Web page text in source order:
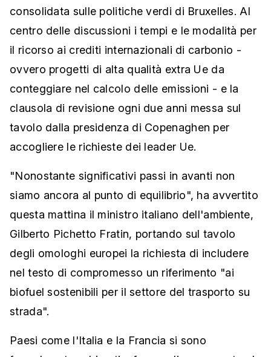
consolidata sulle politiche verdi di Bruxelles. Al
centro delle discussioni i tempi e le modalità per
il ricorso ai crediti internazionali di carbonio -
ovvero progetti di alta qualità extra Ue da
conteggiare nel calcolo delle emissioni - e la
clausola di revisione ogni due anni messa sul
tavolo dalla presidenza di Copenaghen per
accogliere le richieste dei leader Ue.
"Nonostante significativi passi in avanti non
siamo ancora al punto di equilibrio", ha avvertito
questa mattina il ministro italiano dell'ambiente,
Gilberto Pichetto Fratin, portando sul tavolo
degli omologhi europei la richiesta di includere
nel testo di compromesso un riferimento "ai
biofuel sostenibili per il settore del trasporto su
strada".
Paesi come l'Italia e la Francia si sono